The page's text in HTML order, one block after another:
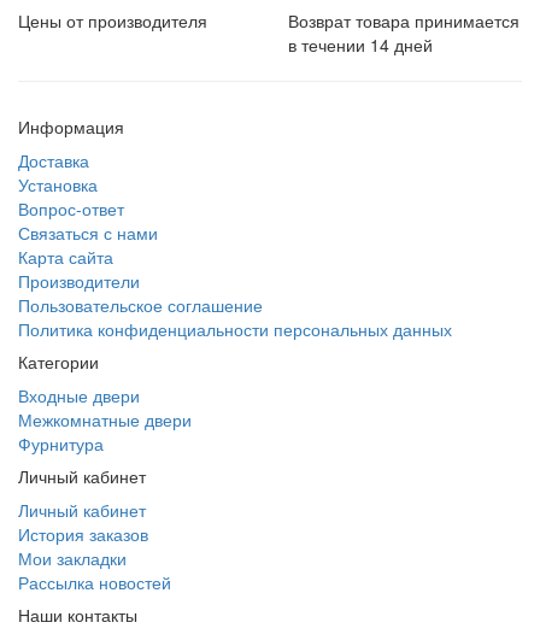
Цены от производителя
Возврат товара принимается
в течении 14 дней
Информация
Доставка
Установка
Вопрос-ответ
Связаться с нами
Карта сайта
Производители
Пользовательское соглашение
Политика конфиденциальности персональных данных
Категории
Входные двери
Межкомнатные двери
Фурнитура
Личный кабинет
Личный кабинет
История заказов
Мои закладки
Рассылка новостей
Наши контакты